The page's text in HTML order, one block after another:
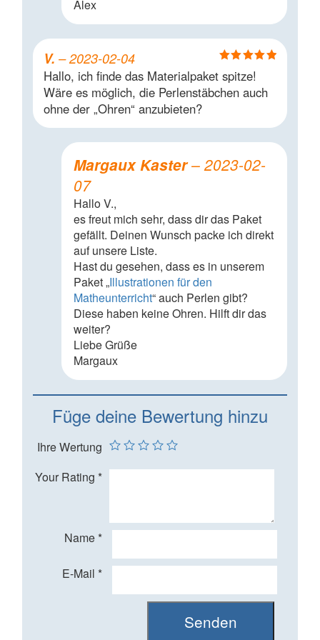
Alex
Bewertet mit
5von 5
V.– 2023-02-04
Hallo, ich finde das Materialpaket spitze!
Wäre es möglich, die Perlenstäbchen auch
ohne der „Ohren“ anzubieten?
Margaux Kaster– 2023-02-
07
Hallo V.,
es freut mich sehr, dass dir das Paket
gefällt. Deinen Wunsch packe ich direkt
auf unsere Liste.
Hast du gesehen, dass es in unserem
Paket „Illustrationen für den
Matheunterricht“ auch Perlen gibt?
Diese haben keine Ohren. Hilft dir das
weiter?
Liebe Grüße
Margaux
Füge deine Bewertung hinzu
Ihre Wertung
Your Rating *
Name *
E-Mail *